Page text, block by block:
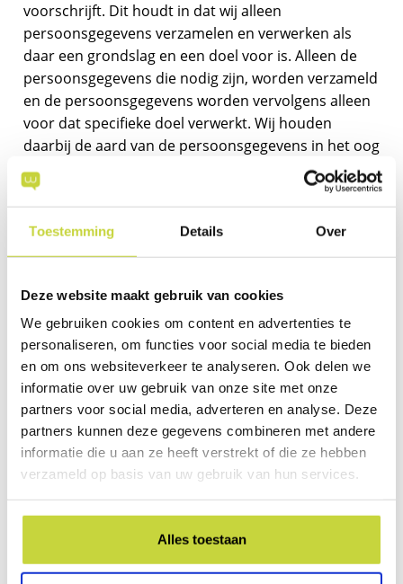
Toestemming Details Over
Deze website maakt gebruik van cookies
We gebruiken cookies om content en advertenties te
personaliseren, om functies voor social media te bieden
en om ons websiteverkeer te analyseren. Ook delen we
informatie over uw gebruik van onze site met onze
partners voor social media, adverteren en analyse. Deze
partners kunnen deze gegevens combineren met andere
informatie die u aan ze heeft verstrekt of die ze hebben
verzameld op basis van uw gebruik van hun services.
Alles toestaan
voorschrijft. Dit houdt in dat wij alleen
persoonsgegevens verzamelen en verwerken als
daar een grondslag en een doel voor is. Alleen de
persoonsgegevens die nodig zijn, worden verzameld
en de persoonsgegevens worden vervolgens alleen
voor dat specifieke doel verwerkt. Wij houden
daarbij de aard van de persoonsgegevens in het oog
en stemmen daarop een passend technisch en
organisatorisch niveau van beveiliging af. Je kunt er
dus van uitgaan dat wij zorgvuldig, veilig en
vertrouwelijk met persoonsgegevens omgaan.
De dienstverlening van Welcom maakt het
noodzakelijk dat onze werknemers toegang hebben
tot jouw persoonsgegevens. Om ook hier de
bescherming van jouw persoonsgegevens te
waarborgen, hebben al onze werknemers een
geheimhoudingsverklaring ondertekend. Hiermee
leggen wij aan onze werknemers op dat zij jouw
persoonsgegevens geheim houden en dat zij
zorgvuldig omgaan met de gegevens die je ons
alleen geautoriseerd personeel uw gegevens mag
verwerken.